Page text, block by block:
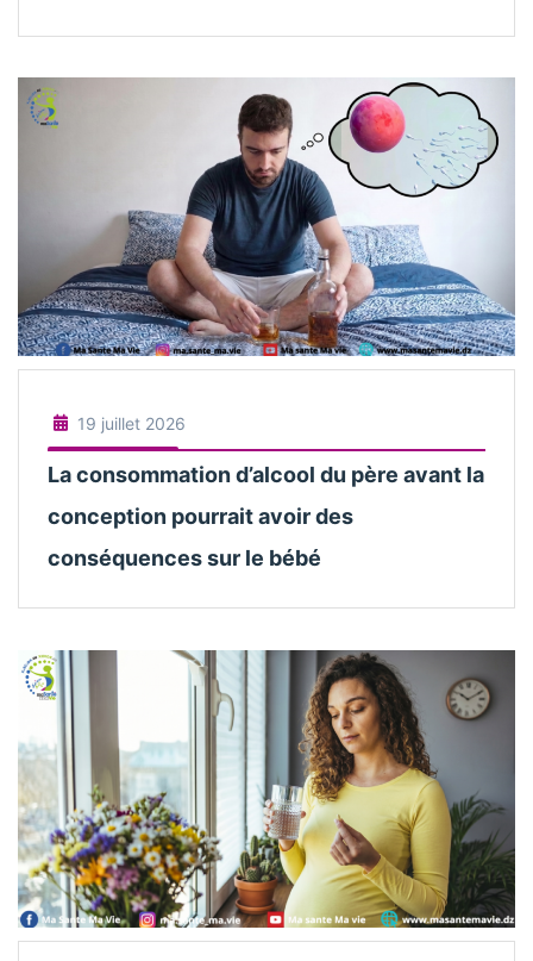
19 juillet 2026
La consommation d’alcool du père avant la
conception pourrait avoir des
conséquences sur le bébé